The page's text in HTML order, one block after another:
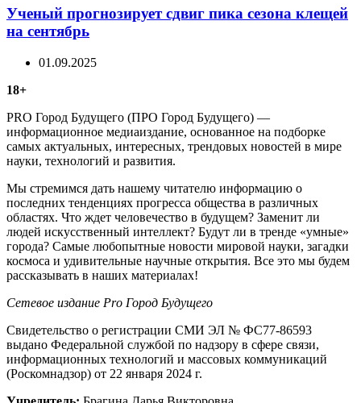
Ученый прогнозирует сдвиг пика сезона клещей
на сентябрь
01.09.2025
18+
PRO Город Будущего (ПРО Город Будущего) —
информационное медиаиздание, основанное на подборке
самых актуальных, интересных, трендовых новостей в мире
науки, технологий и развития.
Мы стремимся дать нашему читателю информацию о
последних тенденциях прогресса общества в различных
областях. Что ждет человечество в будущем? Заменит ли
людей искусственный интеллект? Будут ли в тренде «умные»
города? Самые любопытные новости мировой науки, загадки
космоса и удивительные научные открытия. Все это мы будем
рассказывать в наших материалах!
Сетевое издание Рrо Город Будущего
Свидетельство о регистрации СМИ ЭЛ № ФС77-86593
выдано Федеральной службой по надзору в сфере связи,
информационных технологий и массовых коммуникаций
(Роскомнадзор) от 22 января 2024 г.